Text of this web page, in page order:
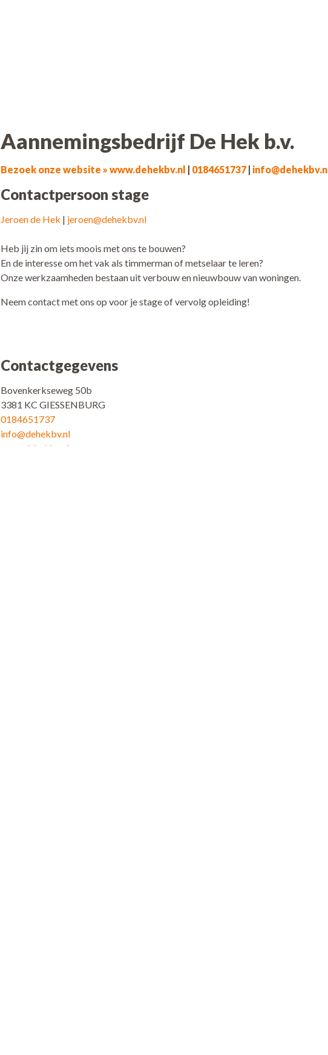
Aannemingsbedrijf De Hek b.v.
Bezoek onze website » www.dehekbv.nl 0184651737 info@dehekbv.nl
Contactpersoon stage
Jeroen de Hek | jeroen@dehekbv.nl
Heb jij zin om iets moois met ons te bouwen?
En de interesse om het vak als timmerman of metselaar te leren?
Onze werkzaamheden bestaan uit verbouw en nieuwbouw van woningen.
Neem contact met ons op voor je stage of vervolg opleiding!
Contactgegevens
Bovenkerkseweg 50b
3381 KC GIESSENBURG
0184651737
info@dehekbv.nl
www.dehekbv.nl